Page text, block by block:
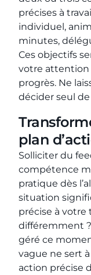
précises à
individuel,
minutes,
Ces objectifs
votre attention
progrès. Ne
décider seul
plan
Solliciter du
compétence
pratique dès
situation
précise à votre
différemment
géré ce
vague ne sert
action précise